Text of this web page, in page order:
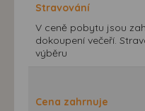
Stravování
V ceně pobytu jsou
dokoupení večeří.
výběru
Cena zahrnuje